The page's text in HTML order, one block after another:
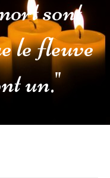
sont
le fleuve
un."